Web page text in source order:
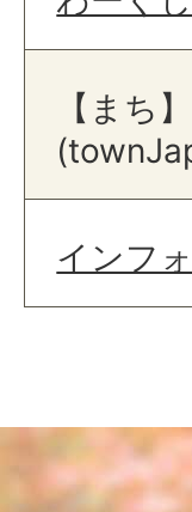
【まち
インフ